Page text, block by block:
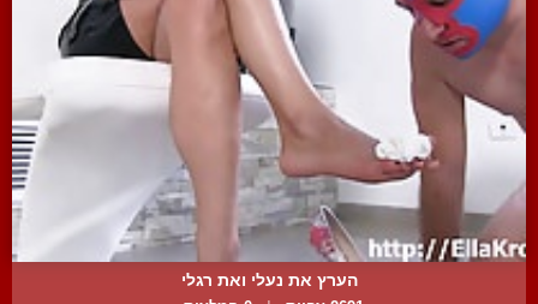
הערץ את נעלי ואת רגלי